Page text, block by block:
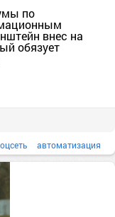
по
внес на
обязует
автоматизация